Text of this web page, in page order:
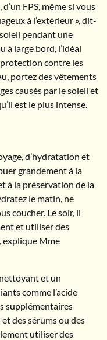
d’un FPS, même si vous
à l’extérieur », dit-
pendant une
à large bord, l’idéal
contre les
portez des vêtements
causés par le soleil et
est le plus intense.
d’hydratation et
grandement à la
à la préservation de la
le matin, ne
coucher. Le soir, il
et utiliser des
explique Mme
et un
comme l’acide
supplémentaires
des sérums ou des
utiliser des